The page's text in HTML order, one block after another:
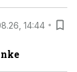
14:44